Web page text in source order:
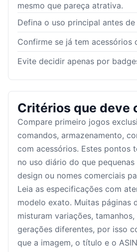
mesmo que pareça atrativa.
Defina o uso principal antes
Confirme se já tem acessórios
Evite decidir apenas por
Critérios que deve
Compare primeiro jogos
comandos, armazenamento,
com acessórios. Estes pontos
no uso diário do que
design ou nomes comerciais
Leia as especificações com
modelo exato. Muitas páginas
misturam variações,
gerações diferentes, por isso
que a imagem, o título e o